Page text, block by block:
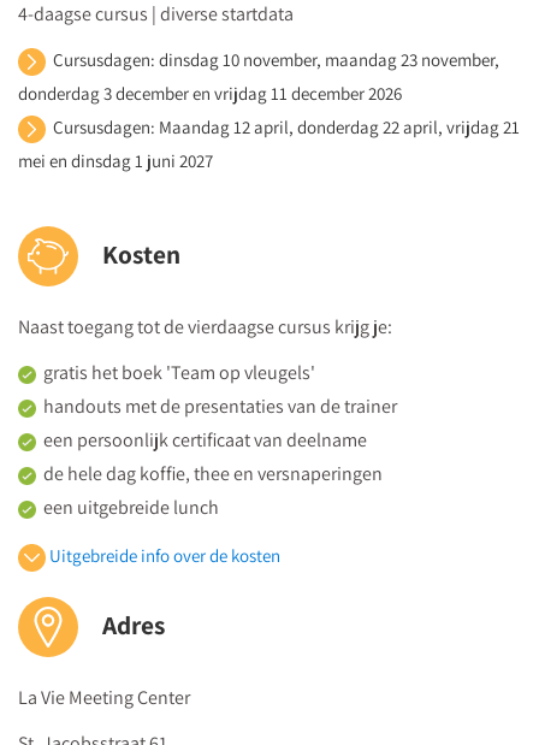
4-daagse cursus | diverse startdata
Cursusdagen: dinsdag 10 november, maandag 23 november,
donderdag 3 december en vrijdag 11 december 2026
Cursusdagen: Maandag 12 april, donderdag 22 april, vrijdag 21
mei en dinsdag 1 juni 2027
Kosten
Naast toegang tot de vierdaagse cursus krijg je:
gratis het boek 'Team op vleugels'
handouts met de presentaties van de trainer
een persoonlijk certificaat van deelname
de hele dag koffie, thee en versnaperingen
een uitgebreide lunch
De prijs bedraagt 1900 euro (vrijgesteld van btw) per persoon.
Medilex Onderwijs is geregistreerd door het
Beroepsonderwijs.
Uitgebreide info over de kosten
Adres
La Vie Meeting Center